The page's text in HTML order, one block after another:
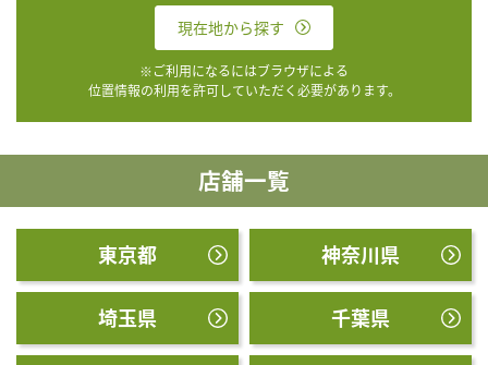
現在地から探す
※ご利用になるにはブラウザによる
位置情報の利用を許可していただく必要があります。
店舗一覧
東京都 神奈川県
埼玉県 千葉県